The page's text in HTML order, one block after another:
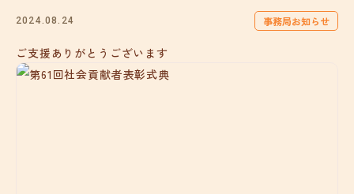
2024.08.24 事務局お知らせ
ご支援ありがとうございます